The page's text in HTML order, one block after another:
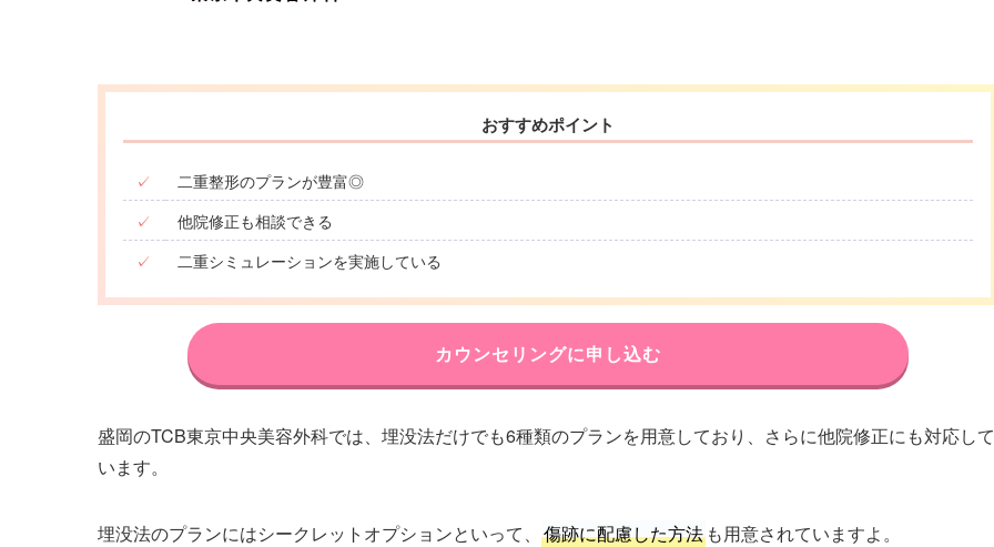
おすすめポイント
✓
二重整形のプランが豊富◎
✓
他院修正も相談できる
✓
二重シミュレーションを実施している
カウンセリングに申し込む
盛岡のTCB東京中央美容外科では、埋没法だけでも6種類のプランを用意しており、さらに他院修正にも対応して
います。
埋没法のプランにはシークレットオプションといって、 傷跡に配慮した方法 も用意されていますよ。